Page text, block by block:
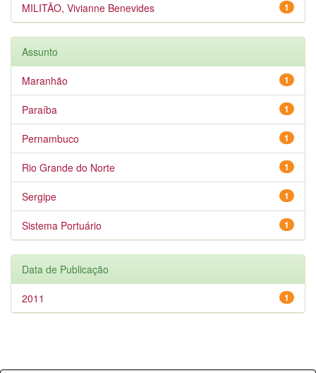
1
MILITÃO, Vivianne Benevides
Assunto
1
Maranhão
1
Paraíba
1
Pernambuco
1
Rio Grande do Norte
1
Sergipe
1
Sistema Portuário
Data de Publicação
1
2011